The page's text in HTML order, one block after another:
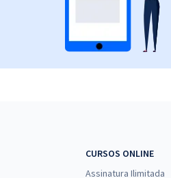
Comprar
99,98
CURSOS ONLINE
Assinatura Ilimitada